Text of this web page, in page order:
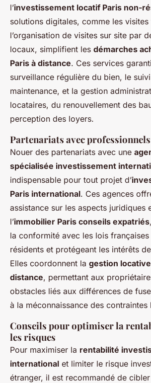
l’investissement locatif Paris non-
solutions digitales, comme les
l’organisation de visites sur site par
locaux, simplifient les démarches
Paris à distance. Ces services
surveillance régulière du bien, le
maintenance, et la gestion
locataires, du renouvellement des
perception des loyers.
Partenariats avec
Nouer des partenariats avec une
spécialisée investissement
indispensable pour tout projet d’
Paris international. Ces agences
assistance sur les aspects juridiques
l’immobilier Paris conseils expatriés
la conformité avec les lois
résidents et protégeant les intérêts
Elles coordonnent la gestion
distance, permettant aux
obstacles liés aux différences de
à la méconnaissance des contraintes
Conseils pour optimiser la
les risques
Pour maximiser la rentabilité
international et limiter le risque
étranger, il est recommandé de